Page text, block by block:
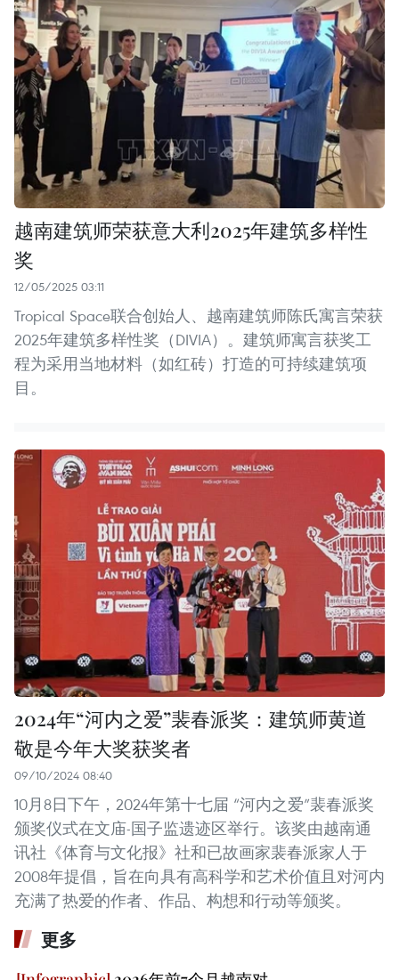
越南建筑师荣获意大利2025年建筑多样性
奖
12/05/2025 03:11
Tropical Space联合创始人、越南建筑师陈氏寓言荣获
2025年建筑多样性奖（DIVIA）。建筑师寓言获奖工
程为采用当地材料（如红砖）打造的可持续建筑项
目。
2024年“河内之爱”裴春派奖：建筑师黄道
敬是今年大奖获奖者
09/10/2024 08:40
10月8日下午，2024年第十七届 “河内之爱”裴春派奖
颁奖仪式在文庙-国子监遗迹区举行。该奖由越南通
讯社《体育与文化报》社和已故画家裴春派家人于
2008年提倡，旨在向具有高科学和艺术价值且对河内
充满了热爱的作者、作品、构想和行动等颁奖。
更多